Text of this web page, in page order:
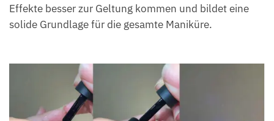
Effekte besser zur Geltung kommen und bildet eine
solide Grundlage für die gesamte Maniküre.